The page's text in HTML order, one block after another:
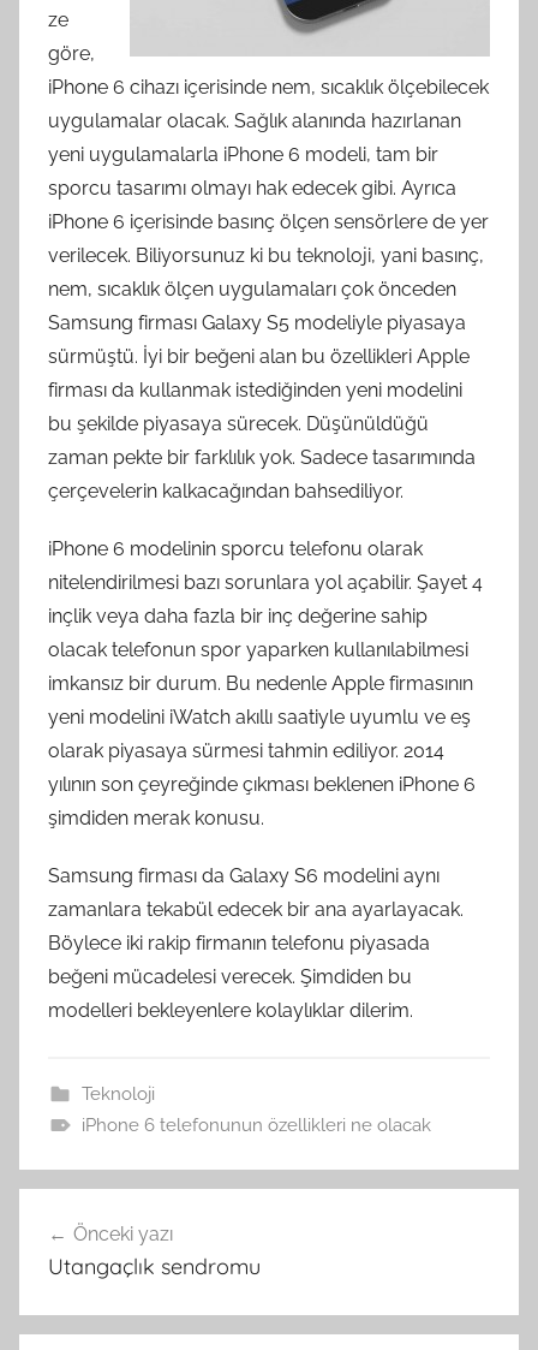
ze
göre,
iPhone 6 cihazı içerisinde nem, sıcaklık ölçebilecek
uygulamalar olacak. Sağlık alanında hazırlanan
yeni uygulamalarla iPhone 6 modeli, tam bir
sporcu tasarımı olmayı hak edecek gibi. Ayrıca
iPhone 6 içerisinde basınç ölçen sensörlere de yer
verilecek. Biliyorsunuz ki bu teknoloji, yani basınç,
nem, sıcaklık ölçen uygulamaları çok önceden
Samsung firması Galaxy S5 modeliyle piyasaya
sürmüştü. İyi bir beğeni alan bu özellikleri Apple
firması da kullanmak istediğinden yeni modelini
bu şekilde piyasaya sürecek. Düşünüldüğü
zaman pekte bir farklılık yok. Sadece tasarımında
çerçevelerin kalkacağından bahsediliyor.
iPhone 6 modelinin sporcu telefonu olarak
nitelendirilmesi bazı sorunlara yol açabilir. Şayet 4
inçlik veya daha fazla bir inç değerine sahip
olacak telefonun spor yaparken kullanılabilmesi
imkansız bir durum. Bu nedenle Apple firmasının
yeni modelini iWatch akıllı saatiyle uyumlu ve eş
olarak piyasaya sürmesi tahmin ediliyor. 2014
yılının son çeyreğinde çıkması beklenen iPhone 6
şimdiden merak konusu.
Samsung firması da Galaxy S6 modelini aynı
zamanlara tekabül edecek bir ana ayarlayacak.
Böylece iki rakip firmanın telefonu piyasada
beğeni mücadelesi verecek. Şimdiden bu
modelleri bekleyenlere kolaylıklar dilerim.
Teknoloji
iPhone 6 telefonunun özellikleri ne olacak
gezinmesi
Önceki yazı
Utangaçlık sendromu